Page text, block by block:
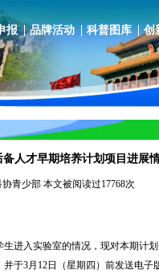
报 品牌活动 科普图库 创
人才早期培养计划项目进展
协青少部 本文被阅读过17768次
入实验室的情况，现对本期计
于3月12日（星期四）前发送电子